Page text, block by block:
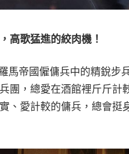
高歌猛進的絞肉機！
馬帝國僱傭兵中的精銳
團，總愛在酒館裡斤斤計
、愛計較的傭兵，總會挺